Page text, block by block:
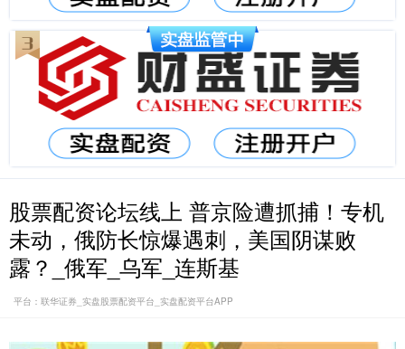
股票配资论坛线上 普京险遭抓捕！专机
未动，俄防长惊爆遇刺，美国阴谋败
露？_俄军_乌军_连斯基
平台：联华证券_实盘股票配资平台_实盘配资平台APP